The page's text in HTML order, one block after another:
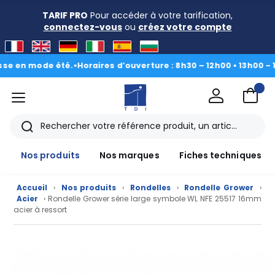
TARIF PRO Pour accéder à votre tarification,
connectez-vousou créez votre compte
mode été.•Horaires d’ouverture : 8h30 – 12h00 • 13h00 - 16h30 |
menu
Rechercher
Nos produits
Nos marques Fiches techniques
Accueil › Nos produits › Rondelles › Rondelle Grower
›
Acier
› Rondelle Grower série large symbole WL NFE 25517 16mm
acier à ressort